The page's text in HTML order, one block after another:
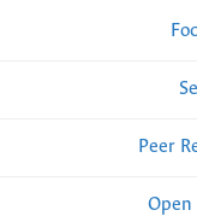
Peer
Open